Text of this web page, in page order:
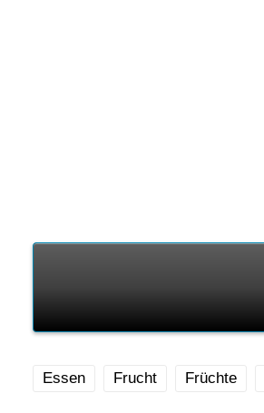
Essen Frucht Früchte